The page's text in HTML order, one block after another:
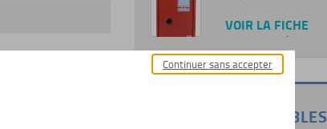
VOIR LA FICHE
OPTIONS DISPONIBLES
Continuer sans accepter